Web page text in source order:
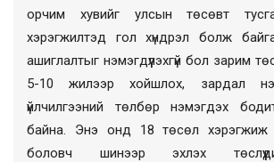
орчим хувийг улсын төсөвт
хэрэгжилтэд гол хүндрэл болж
ашиглалтыг нэмэгдүүлэхгүй бол зарим
5-10 жилээр хойшлох, зардал
үйлчилгээний төлбөр нэмэгдэх
байна. Энэ онд 18 төсөл хэрэгжиж
боловч шинээр эхлэх